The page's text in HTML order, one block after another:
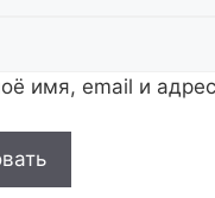
имя, email и